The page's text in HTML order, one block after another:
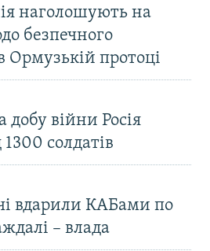
наголошують на
безпечного
Ормузькій протоці
війни Росія
солдатів
вдарили КАБами по
– влада